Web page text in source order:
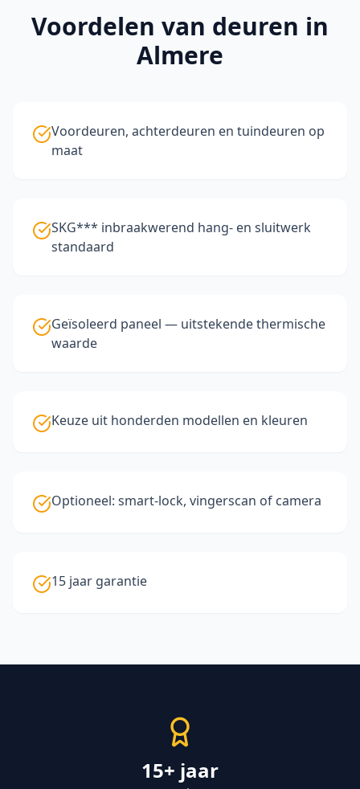
Voordelen van deuren in
Almere
Voordeuren, achterdeuren en tuindeuren op
maat
SKG*** inbraakwerend hang- en sluitwerk
standaard
Geïsoleerd paneel — uitstekende thermische
waarde
Keuze uit honderden modellen en kleuren
Optioneel: smart-lock, vingerscan of camera
15 jaar garantie
15+ jaar